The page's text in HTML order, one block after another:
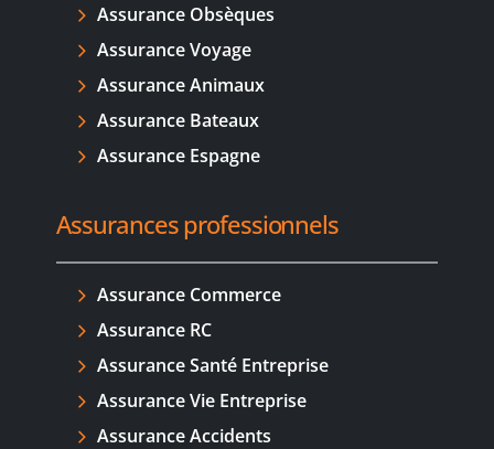
Assurance Obsèques
Assurance Voyage
Assurance Animaux
Assurance Bateaux
Assurance Espagne
Assurances professionnels
Assurance Commerce
Assurance RC
Assurance Santé Entreprise
Assurance Vie Entreprise
Assurance Accidents